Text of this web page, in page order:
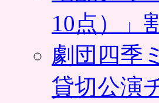
10点）」
劇団四季
貸切公演